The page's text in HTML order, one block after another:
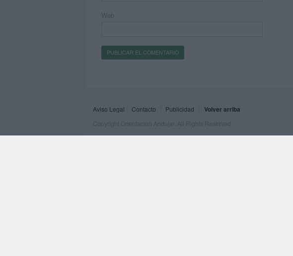
Web
Aviso Legal Contacto Publicidad Volver arriba